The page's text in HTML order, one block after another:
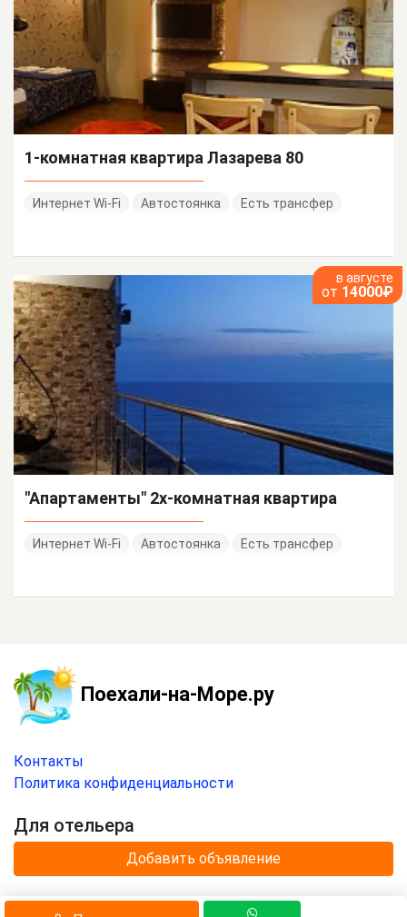
1-комнатная квартира Лазарева 80
Интернет Wi-Fi Автостоянка Есть трансфер
в августе
от 14000₽
"Апартаменты" 2х-комнатная квартира
Интернет Wi-Fi Автостоянка Есть трансфер
Поехали-на-Море.ру
Контакты
Политика конфиденциальности
Для отельера
Добавить объявление
© 2020 —2026г.